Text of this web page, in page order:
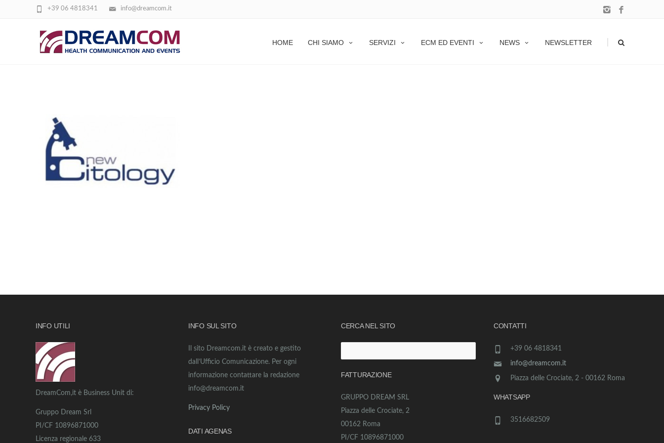
info@dreamcom.it
+39 06 4818341
HOME CHI SIAMO SERVIZI ECM ED EVENTI NEWS NEWSLETTER
NEW CITOLOGY
INFO UTILI
DreamCom,it è Business Unit di:
Gruppo Dream Srl
PI/CF 10896871000
Licenza regionale 633
INFO SUL SITO
Il sito Dreamcom.it è creato e gestito
dall’Ufficio Comunicazione. Per ogni
informazione contattare la redazione
info@dreamcom.it
Privacy Policy
DATI AGENAS
CERCA NEL SITO
per:
FATTURAZIONE
GRUPPO DREAM SRL
Piazza delle Crociate, 2
00162 Roma
PI/CF 10896871000
CONTATTI
+39 06 4818341
info@dreamcom.it
Piazza delle Crociate, 2 - 00162 Roma
WHATSAPP
3516682509